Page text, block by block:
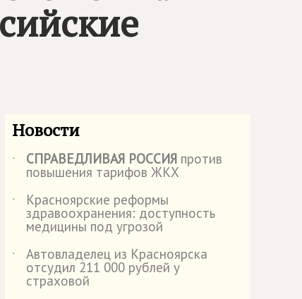
Новости
˙ СПРАВЕДЛИВАЯ РОССИЯ против
повышения тарифов ЖКХ
˙
Красноярские реформы
здравоохранения: доступность
медицины под угрозой
˙
Автовладелец из Красноярска
отсудил 211 000 рублей у
страховой